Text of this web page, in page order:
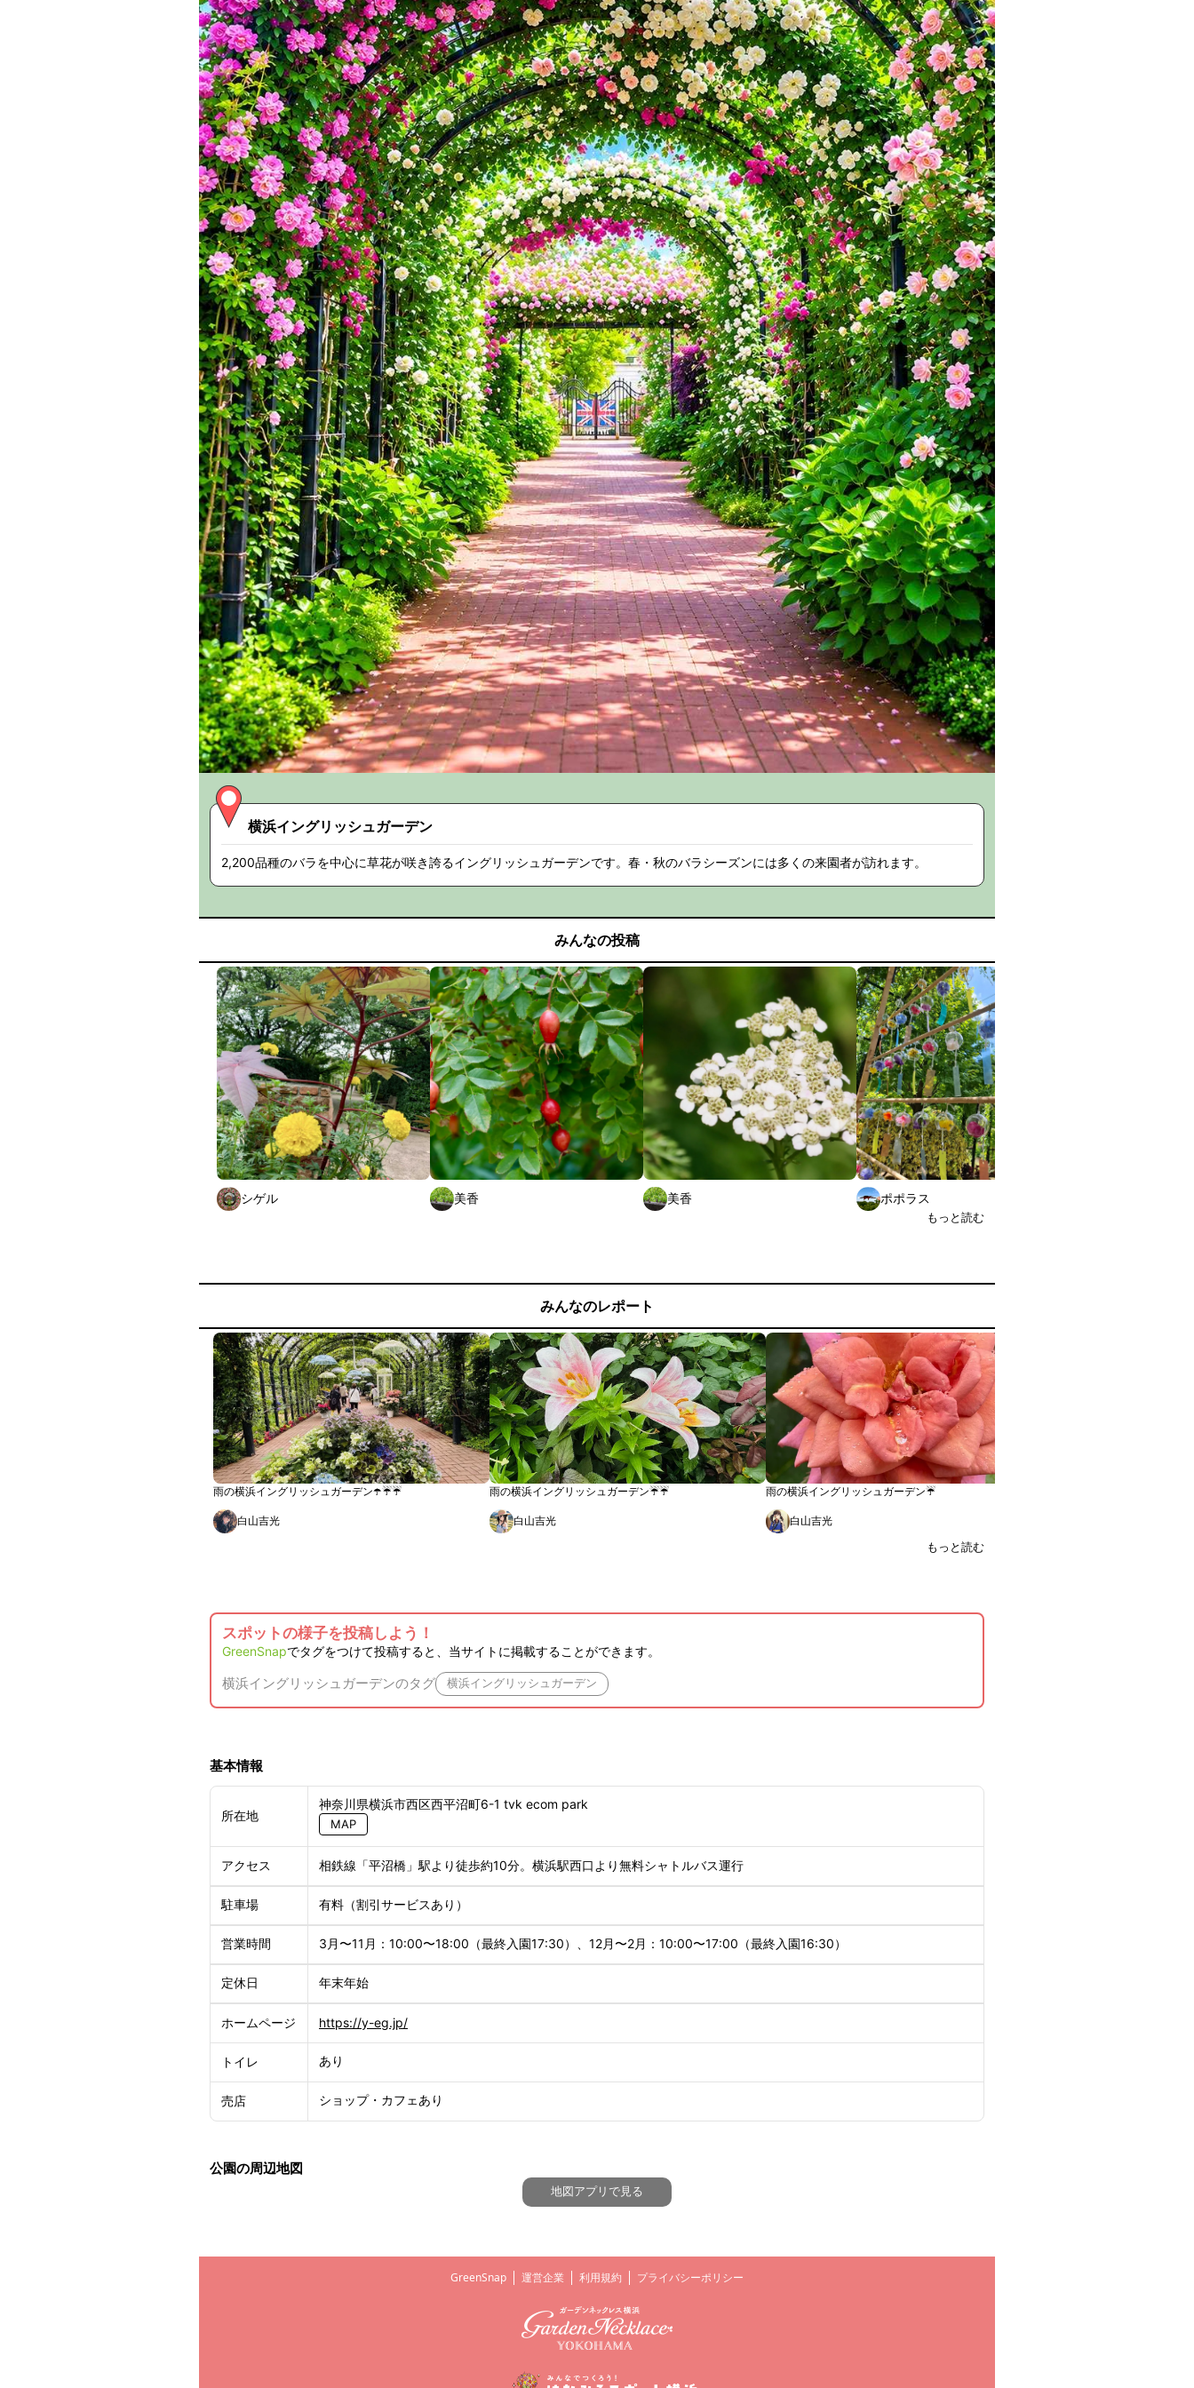
横浜イングリッシュガーデン
2,200品種のバラを中心に草花が咲き誇るイングリッシュガーデンです。春・秋のバラシーズンには多くの来園者が訪れます。
みんなの投稿
シゲル 美香 美香 ポポラス
もっと読む
みんなのレポート
雨の横浜イングリッシュガーデン☂️☔️☔️
白山吉光
雨の横浜イングリッシュガーデン☔️☔️
白山吉光
雨の横浜イングリッシュガーデン☔️
白山吉光
もっと読む
スポットの様子を投稿しよう！
GreenSnapでタグをつけて投稿すると、当サイトに掲載することができます。
横浜イングリッシュガーデンのタグ 横浜イングリッシュガーデン
基本情報
所在地
神奈川県横浜市西区西平沼町6-1 tvk ecom park
MAP
アクセス 相鉄線「平沼橋」駅より徒歩約10分。横浜駅西口より無料シャトルバス運行
駐車場 有料（割引サービスあり）
営業時間 3月〜11月：10:00〜18:00（最終入園17:30）、12月〜2月：10:00〜17:00（最終入園16:30）
定休日 年末年始
ホームページ https://y-eg.jp/
トイレ あり
売店 ショップ・カフェあり
公園の周辺地図
地図アプリで見る
GreenSnap 運営企業 利用規約 プライバシーポリシー